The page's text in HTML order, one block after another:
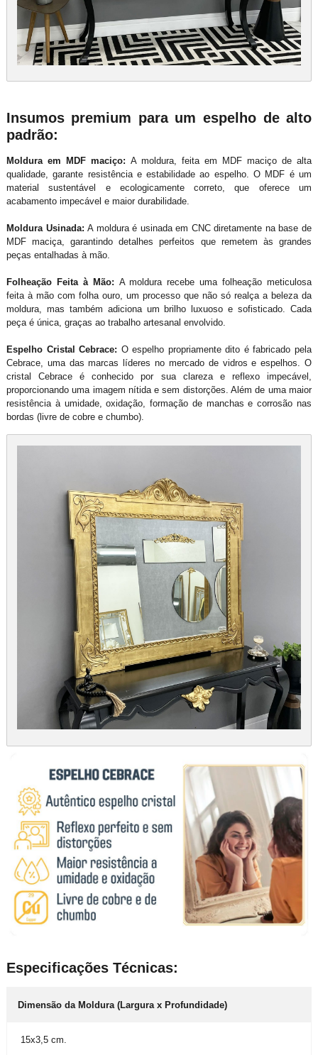
Insumos premium para um espelho de alto
padrão:
Moldura em MDF maciço: A moldura, feita em MDF maciço de alta
qualidade, garante resistência e estabilidade ao espelho. O MDF é um
material sustentável e ecologicamente correto, que oferece um
acabamento impecável e maior durabilidade.
Moldura Usinada: A moldura é usinada em CNC diretamente na base de
MDF maciça, garantindo detalhes perfeitos que remetem às grandes
peças entalhadas à mão.
Folheação Feita à Mão: A moldura recebe uma folheação meticulosa
feita à mão com folha ouro, um processo que não só realça a beleza da
moldura, mas também adiciona um brilho luxuoso e sofisticado. Cada
peça é única, graças ao trabalho artesanal envolvido.
Espelho Cristal Cebrace: O espelho propriamente dito é fabricado pela
Cebrace, uma das marcas líderes no mercado de vidros e espelhos. O
cristal Cebrace é conhecido por sua clareza e reflexo impecável,
proporcionando uma imagem nítida e sem distorções. Além de uma maior
resistência à umidade, oxidação, formação de manchas e corrosão nas
bordas (livre de cobre e chumbo).
Especificações Técnicas:
Dimensão da Moldura (Largura x Profundidade)
15x3,5 cm.